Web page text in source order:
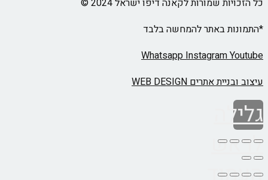
כל הזכויות שמורות לקאנה דיפו ישראל 2024 ©
*התמונות באתר להמחשה בלבד
WhatsappInstagramYoutube
עיצוב ובניית אתרים WEB DESIGN
גלילה
לראש